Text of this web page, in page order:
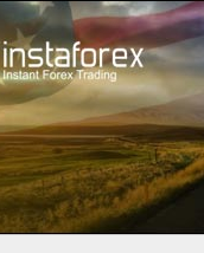
For Traders